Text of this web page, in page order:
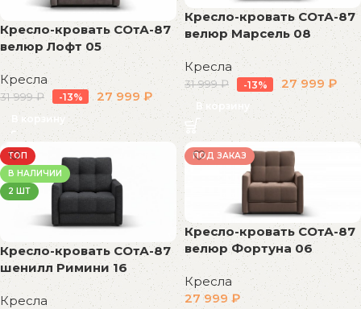
Кресло-кровать СОтА-87
велюр Лофт 05
Кресла
31 999₽ -13% 27 999₽
В корзину
Кресло-кровать СОтА-87
велюр Марсель 08
Кресла
31 999₽ -13% 27 999₽
В корзину
ТОП
В НАЛИЧИИ
2 ШТ
Кресло-кровать СОтА-87
шенилл Римини 16
Кресла
ПОД ЗАКАЗ
Кресло-кровать СОтА-87
велюр Фортуна 06
Кресла
27 999₽